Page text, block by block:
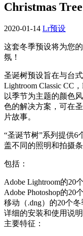
Christmas
2020-01-14 Lr预设
这套冬季预设将为您
氛！
圣诞树预设旨在与台
Lightroom Classic CC
以季节为主题的颜色
色的解决方案，可在
片故事。
“圣诞节树”系列提供6
盖不同的照明和拍摄条
包括：
Adobe Lightroom的20
Adobe Photoshop的20
移动（.dng）的20个
详细的安装和使用说明
主要特征：